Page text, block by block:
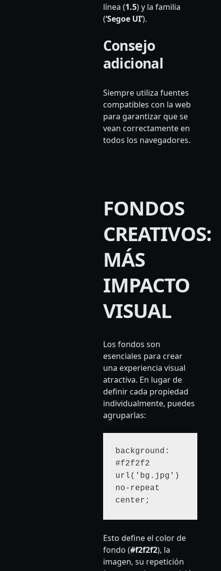
línea (1.5) y la familia
(‘Segoe UI’).
Consejo
adicional
Siempre utiliza fuentes
compatibles con la web
para garantizar que se
vean correctamente en
todos los navegadores.
FONDOS
CREATIVOS:
MÁS
IMPACTO
VISUAL
Los fondos son
esenciales para crear
una experiencia visual
atractiva. En lugar de
definir cada propiedad
individualmente, puedes
agruparlas:
background:
#f2f2f2
url('bg.jpg')
no-repeat
center;
Esto define el color de
fondo (#f2f2f2), la
imagen, su repetición